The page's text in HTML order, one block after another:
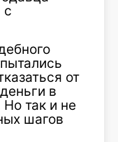
с
от
в
так и не
шагов